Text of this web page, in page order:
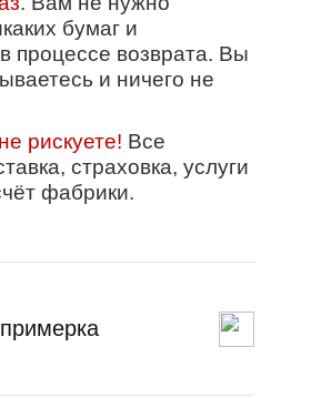
бумаг и
процессе возврата. Вы
и ничего не
рискуете! Все
страховка, услуги
фабрики.